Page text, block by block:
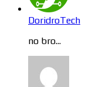
DoridroTech
no bro...